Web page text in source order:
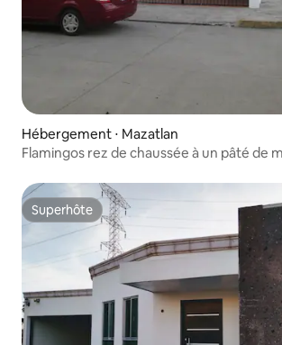
Hébergement ⋅ Mazatlan
Flamingos rez de chaussée à un pâté de
Superhôte
Superhôte